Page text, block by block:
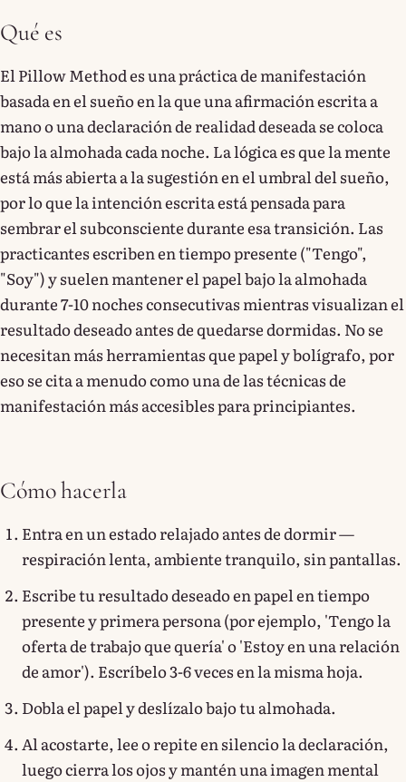
Qué es
El Pillow Method es una práctica de manifestación
basada en el sueño en la que una afirmación escrita a
mano o una declaración de realidad deseada se coloca
bajo la almohada cada noche. La lógica es que la mente
está más abierta a la sugestión en el umbral del sueño,
por lo que la intención escrita está pensada para
sembrar el subconsciente durante esa transición. Las
practicantes escriben en tiempo presente ("Tengo",
"Soy") y suelen mantener el papel bajo la almohada
durante 7-10 noches consecutivas mientras visualizan el
resultado deseado antes de quedarse dormidas. No se
necesitan más herramientas que papel y bolígrafo, por
eso se cita a menudo como una de las técnicas de
manifestación más accesibles para principiantes.
Cómo hacerla
Entra en un estado relajado antes de dormir —
respiración lenta, ambiente tranquilo, sin pantallas.
Escribe tu resultado deseado en papel en tiempo
presente y primera persona (por ejemplo, 'Tengo la
oferta de trabajo que quería' o 'Estoy en una relación
de amor'). Escríbelo 3-6 veces en la misma hoja.
Dobla el papel y deslízalo bajo tu almohada.
Al acostarte, lee o repite en silencio la declaración,
luego cierra los ojos y mantén una imagen mental